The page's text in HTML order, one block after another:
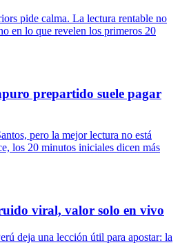
pide calma. La lectura rentable no
en lo que revelen los primeros 20
prepartido suele pagar
pero la mejor lectura no está
los 20 minutos iniciales dicen más
viral, valor solo en vivo
deja una lección útil para apostar: la